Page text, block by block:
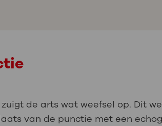
de arts wat weefsel op. Dit
van de punctie met een